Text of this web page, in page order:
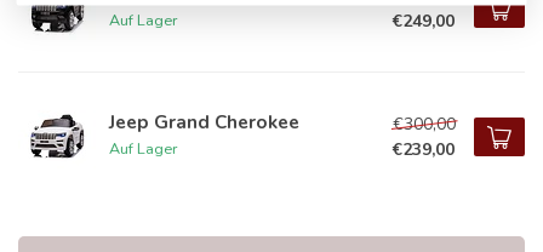
Auf Lager
€249,00
Jeep Grand Cherokee
Auf Lager
€300,00
€239,00